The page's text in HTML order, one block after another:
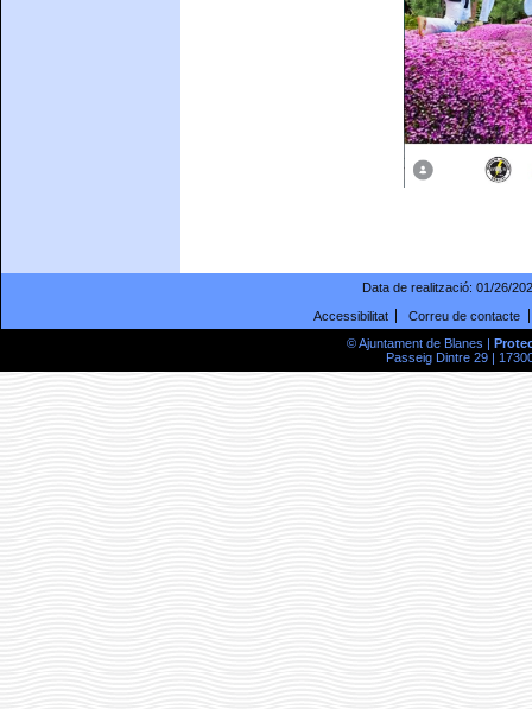
Data de realització: 01/26/
Accessibilitat
Correu de contacte
© Ajuntament de Blanes |
Passeig Dintre 29 |